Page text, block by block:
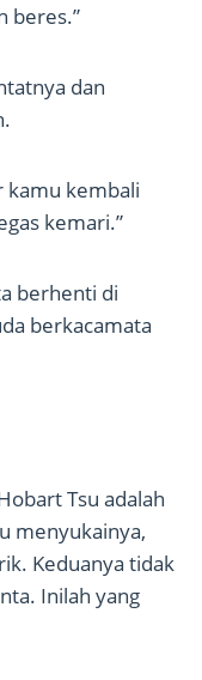
beres.”
dan
kamu kembali
kemari.”
berhenti di
berkacamata
Tsu adalah
menyukainya,
Keduanya tidak
Inilah yang